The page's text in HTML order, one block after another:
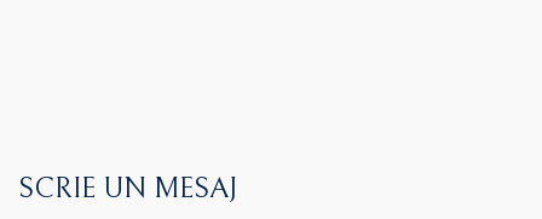
SCRIE UN MESAJ